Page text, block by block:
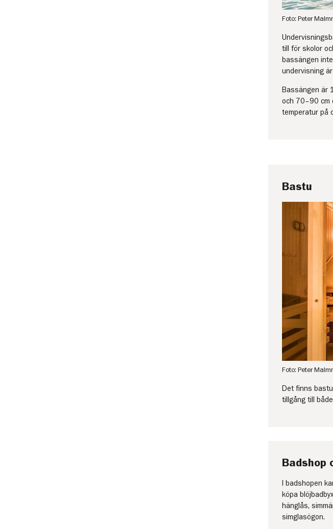
Foto: Peter
till för skolor
bassängen
undervisning
Bassängen är
och 70–90 cm
temperatur på
Bastu
Foto: Peter
Det finns
tillgång till
Badshop
I badshopen
köpa
hänglås,
simglasögon.